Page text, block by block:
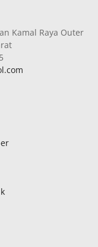
Kamal Raya Outer